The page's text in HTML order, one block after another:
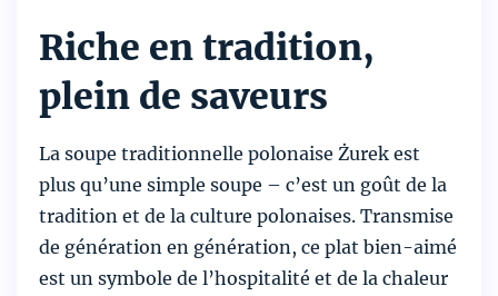
Riche en tradition,
plein de saveurs
La soupe traditionnelle polonaise Żurek est
plus qu’une simple soupe – c’est un goût de la
tradition et de la culture polonaises. Transmise
de génération en génération, ce plat bien-aimé
est un symbole de l’hospitalité et de la chaleur